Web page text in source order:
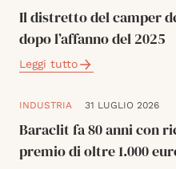
Il distretto del camper
dopo l’affanno del 2025
Leggi tutto
INDUSTRIA 31 LUGLIO 2026
Baraclit fa 80 anni con
premio di oltre 1.000